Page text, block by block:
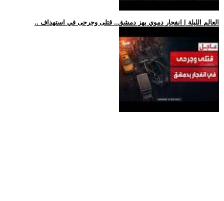
.. العالم الليلة | انفجار دموي يهز دمشق.. قتلى وجرحى في استهداف